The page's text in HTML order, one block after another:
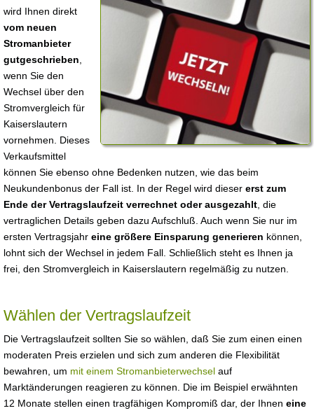
wird Ihnen direkt
vom neuen
Stromanbieter
gutgeschrieben
wenn Sie den
Wechsel über den
Stromvergleich für
Kaiserslautern
vornehmen. Dieses
Verkaufsmittel
können Sie ebenso ohne Bedenken nutzen, wie das beim
Neukundenbonus der Fall ist. In der Regel wird dieser erst zum
Ende der Vertragslaufzeit verrechnet oder ausgezahlt , die
vertraglichen Details geben dazu Aufschluß. Auch wenn Sie nur im
ersten Vertragsjahr eine größere Einsparung generieren können,
lohnt sich der Wechsel in jedem Fall. Schließlich steht es Ihnen ja
frei, den Stromvergleich in Kaiserslautern regelmäßig zu nutzen.
Wählen der Vertragslaufzeit
Die Vertragslaufzeit sollten Sie so wählen, daß Sie zum einen einen
moderaten Preis erzielen und sich zum anderen die Flexibilität
bewahren, um mit einem Stromanbieterwechsel auf
Marktänderungen reagieren zu können. Die im Beispiel erwähnten
12 Monate stellen einen tragfähigen Kompromiß dar, der Ihnen eine